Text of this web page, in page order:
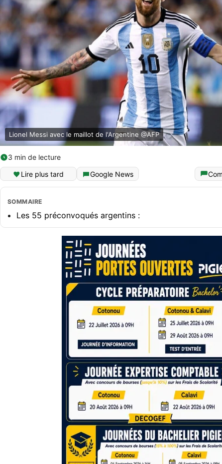
Lionel Messi avec le maillot de l'Argentine @AFP
3 min de lecture
Lire plus tard
Google News
SOMMAIRE
Les 55 préconvoqués argentins :